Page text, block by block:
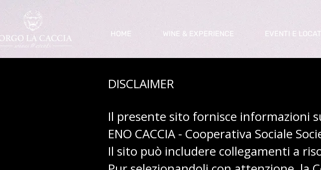
HOME WINE & EXPERIENCE EVENTI E
DISCLAIMER
Il presente sito fornisce informazioni
ENO CACCIA - Cooperativa Sociale
Il sito può includere collegamenti a